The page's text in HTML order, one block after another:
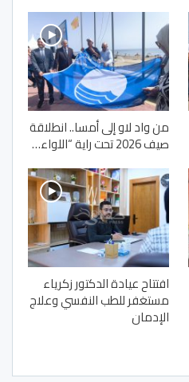
من واد لاو إلى أمسا.. انطلاقة
صيف 2026 تحت راية “اللواء…
افتتاح عيادة الدكتور زكرياء
مستغفر للطب النفسي وعلاج
الإدمان